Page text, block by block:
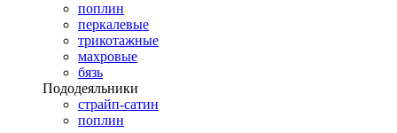
поплин
перкалевые
трикотажные
махровые
бязь
Пододеяльники
страйп-сатин
поплин